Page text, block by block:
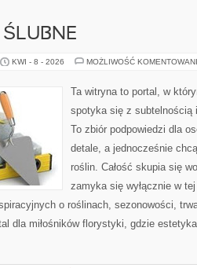
ŚLUBNE
KWI - 8 - 2026 MOŻLIWOŚĆ
Ta witryna to portal, w
spotyka się z subtelnością
To zbiór podpowiedzi dla
detale, a jednocześnie
roślin. Całość skupia się
zamyka się wyłącznie w
o roślinach, sezonowości,
dla miłośników florystyki, gdzie